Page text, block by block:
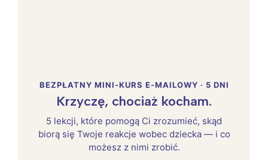
BEZPŁATNY MINI-KURS E-MAILOWY · 5 DNI
Krzyczę, chociaż kocham.
5 lekcji, które pomogą Ci zrozumieć, skąd
biorą się Twoje reakcje wobec dziecka — i co
możesz z nimi zrobić.